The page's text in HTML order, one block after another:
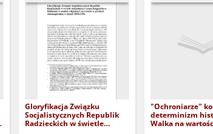
Gloryfikacja Związku
Socjalistycznych Republik
Radzieckich w świetle
"Ochroniarze"
determinizm
Walka na